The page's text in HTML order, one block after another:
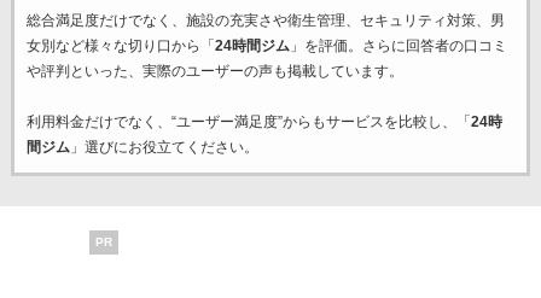
総合満足度だけでなく、施設の充実さや衛生管理、セキュリティ対策、男
女別など様々な切り口から「 24時間ジム」を評価。さらに回答者の口コミ
や評判といった、実際のユーザーの声も掲載しています。
利用料金だけでなく、“ユーザー満足度”からもサービスを比較し、「 24時
間ジム」選びにお役立てください。
PR